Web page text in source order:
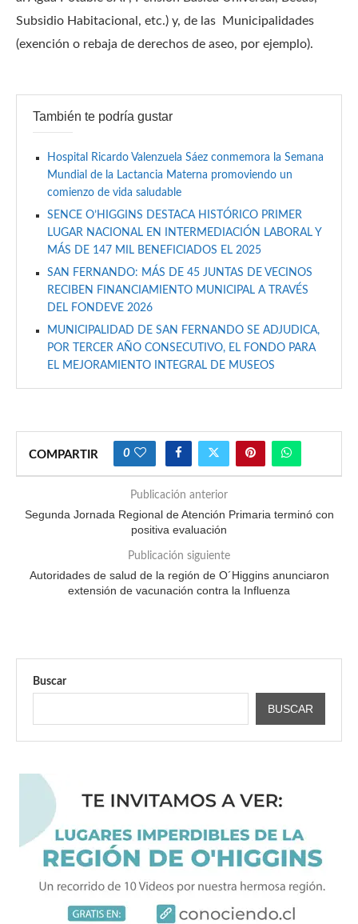
Subsidio Habitacional, etc.) y, de las Municipalidades
(exención o rebaja de derechos de aseo, por ejemplo).
También te podría gustar
Hospital Ricardo Valenzuela Sáez conmemora la Semana
Mundial de la Lactancia Materna promoviendo un
comienzo de vida saludable
SENCE O’HIGGINS DESTACA HISTÓRICO PRIMER
LUGAR NACIONAL EN INTERMEDIACIÓN LABORAL Y
MÁS DE 147 MIL BENEFICIADOS EL 2025
SAN FERNANDO: MÁS DE 45 JUNTAS DE VECINOS
RECIBEN FINANCIAMIENTO MUNICIPAL A TRAVÉS
DEL FONDEVE 2026
MUNICIPALIDAD DE SAN FERNANDO SE ADJUDICA,
POR TERCER AÑO CONSECUTIVO, EL FONDO PARA
EL MEJORAMIENTO INTEGRAL DE MUSEOS
COMPARTIR 0
Publicación anterior
Segunda Jornada Regional de Atención Primaria terminó con
positiva evaluación
Publicación siguiente
Autoridades de salud de la región de O´Higgins anunciaron
extensión de vacunación contra la Influenza
Buscar
BUSCAR